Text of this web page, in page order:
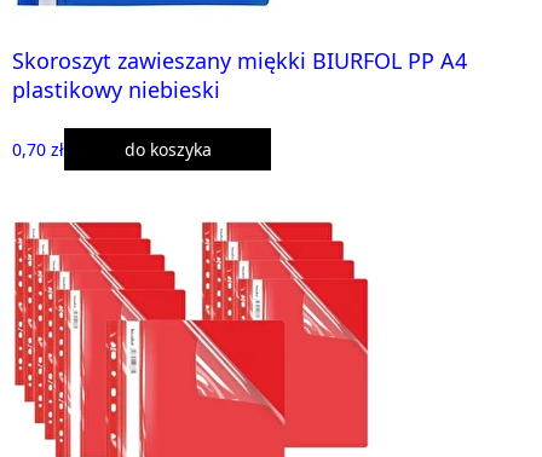
Skoroszyt zawieszany miękki BIURFOL PP A4
plastikowy niebieski
0,70 zł do koszyka